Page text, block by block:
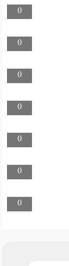
0
0
0
0
0
0
0